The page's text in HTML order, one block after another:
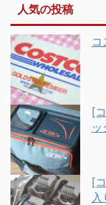
人気の投稿
[
ッ
[